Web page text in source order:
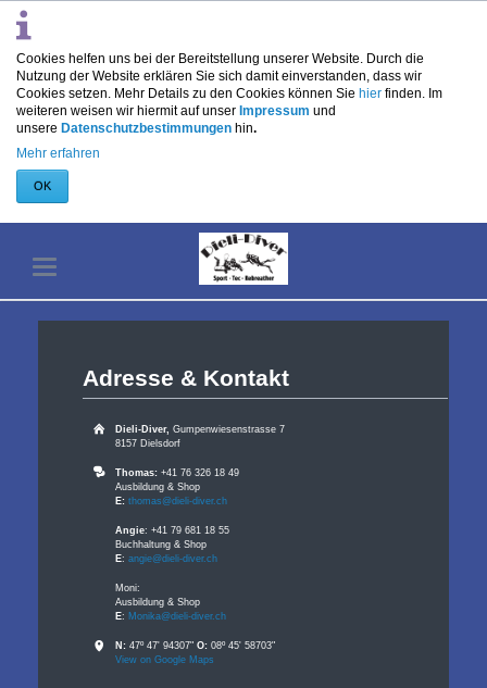
Cookies helfen uns bei der Bereitstellung unserer Website. Durch die
Nutzung der Website erklären Sie sich damit einverstanden, dass wir
Cookies setzen. Mehr Details zu den Cookies können Sie hier finden. Im
weiteren weisen wir hiermit auf unser Impressum und
unsere Datenschutzbestimmungen hin.
Mehr erfahren
OK
Adresse & Kontakt
Dieli-Diver, Gumpenwiesenstrasse 7
8157 Dielsdorf
Thomas:+41 76 326 18 49
Ausbildung & Shop
E: thomas@dieli-diver.ch
Angie: +41 79 681 18 55
Buchhaltung & Shop
E: angie@dieli-diver.ch
Moni:
Ausbildung & Shop
E: Monika@dieli-diver.ch
N:47º 47' 94307" O:08º 45' 58703"
View on Google Maps